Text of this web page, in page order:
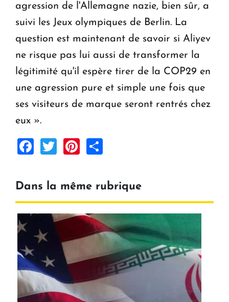
agression de l'Allemagne nazie, bien sûr, a
suivi les Jeux olympiques de Berlin. La
question est maintenant de savoir si Aliyev
ne risque pas lui aussi de transformer la
légitimité qu'il espère tirer de la COP29 en
une agression pure et simple une fois que
ses visiteurs de marque seront rentrés chez
eux ».
Facebook
TwitterPinterest
Dans la même rubrique